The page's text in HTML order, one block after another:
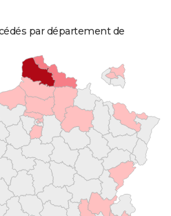
par département de